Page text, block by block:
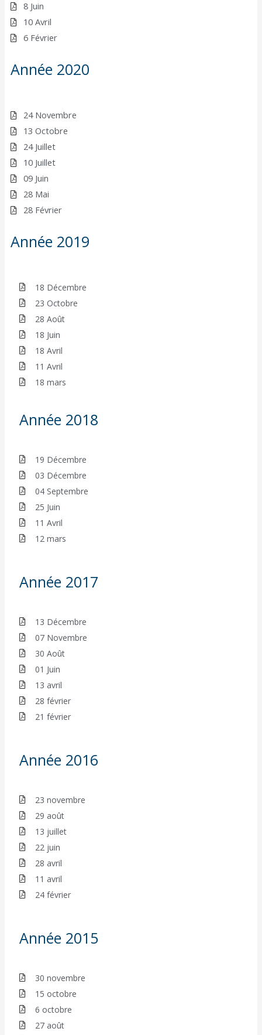
8 Juin
10 Avril
6 Février
Année 2020
24 Novembre
13 Octobre
24 Juillet
10 Juillet
09 Juin
28 Mai
28 Février
Année 2019
18 Décembre
23 Octobre
28 Août
18 Juin
18 Avril
11 Avril
18 mars
Année 2018
19 Décembre
03 Décembre
04 Septembre
25 Juin
11 Avril
12 mars
Année 2017
13 Décembre
07 Novembre
30 Août
01 Juin
13 avril
28 février
21 février
Année 2016
23 novembre
29 août
13 juillet
22 juin
28 avril
11 avril
24 février
Année 2015
30 novembre
15 octobre
6 octobre
27 août